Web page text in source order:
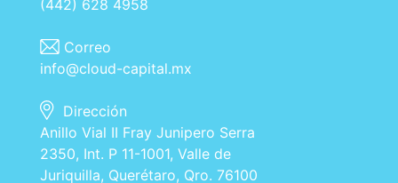
(442) 628 4958
Correo
info@cloud-capital.mx
Dirección
Anillo Vial II Fray Junipero Serra
2350, Int. P 11-1001, Valle de
Juriquilla, Querétaro, Qro. 76100